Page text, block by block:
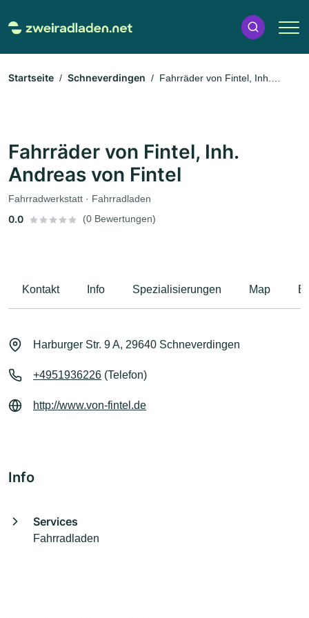
Startseite Schneverdingen
Fahrräder von Fintel, Inh.
Fahrräder von Fintel, Inh.
Andreas von Fintel
Fahrradwerkstatt · Fahrradladen
0.0 (0 Bewertungen)
Kontakt Info Spezialisierungen Map
Harburger Str. 9 A, 29640 Schneverdingen
+4951936226 (Telefon)
http://www.von-fintel.de
Info
Services
Fahrradladen